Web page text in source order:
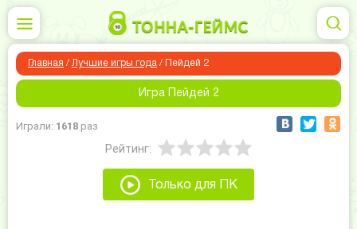
Главная / Лучшие игры года / Пейдей 2
Игра Пейдей 2
Играли: 1618 раз
Рейтинг:
Только для ПК